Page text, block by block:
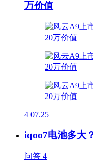
万价值
4 07.25
iqoo7电池多大
问答 4